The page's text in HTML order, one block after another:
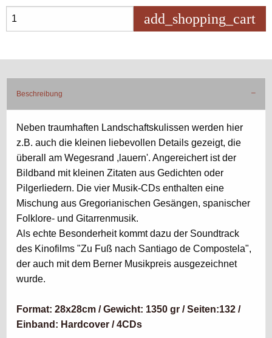
add_shopping_cart
Beschreibung
Neben traumhaften Landschaftskulissen werden hier
z.B. auch die kleinen liebevollen Details gezeigt, die
überall am Wegesrand ,lauern'. Angereichert ist der
Bildband mit kleinen Zitaten aus Gedichten oder
Pilgerliedern. Die vier Musik-CDs enthalten eine
Mischung aus Gregorianischen Gesängen, spanischer
Folklore- und Gitarrenmusik.
Als echte Besonderheit kommt dazu der Soundtrack
des Kinofilms "Zu Fuß nach Santiago de Compostela",
der auch mit dem Berner Musikpreis ausgezeichnet
wurde.
Format: 28x28cm / Gewicht: 1350 gr / Seiten:132 /
Einband: Hardcover / 4CDs